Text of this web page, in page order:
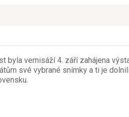
byla vernisáží 4. září zahájena
své vybrané snímky a ti je